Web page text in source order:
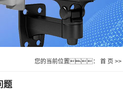
您的当前位置： 首 页 >>
题